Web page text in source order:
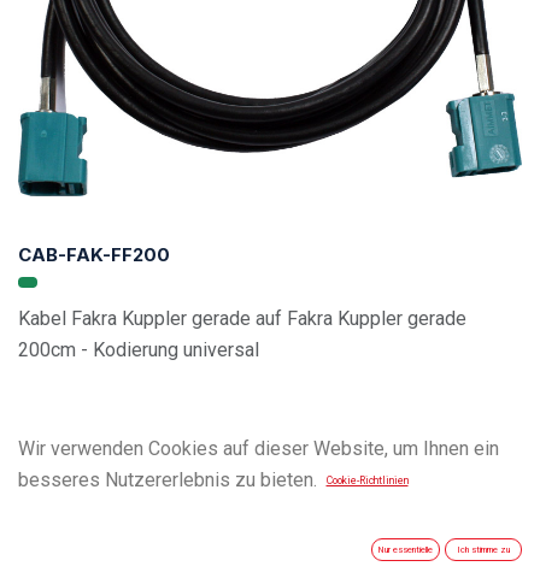
CAB-FAK-FF200
Kabel Fakra Kuppler gerade auf Fakra Kuppler gerade
200cm - Kodierung universal
Wir verwenden Cookies auf dieser Website, um Ihnen ein
besseres Nutzererlebnis zu bieten.
Cookie-Richtlinien
Nur essentielle Ich stimme zu